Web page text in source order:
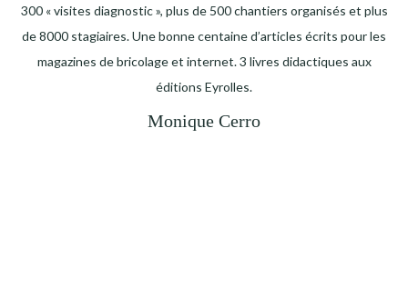
300 « visites diagnostic », plus de 500 chantiers organisés et plus
de 8000 stagiaires. Une bonne centaine d’articles écrits pour les
magazines de bricolage et internet. 3 livres didactiques aux
éditions Eyrolles.
Monique Cerro